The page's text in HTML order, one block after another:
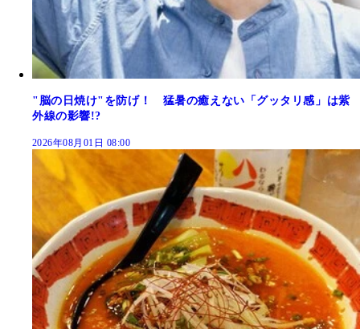
"脳の日焼け"を防げ！ 猛暑の癒えない「グッタリ感」は紫
外線の影響!?
2026年08月01日 08:00